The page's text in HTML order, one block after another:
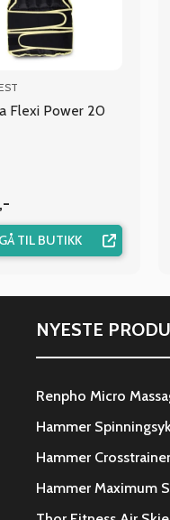
Flexi Power 20
GÅ TIL BUTIKK
NYESTE
Renpho Micro
Hammer
Hammer
Hammer Maximum